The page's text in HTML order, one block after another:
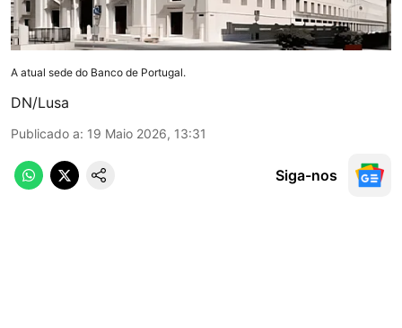
A atual sede do Banco de Portugal.
DN/Lusa
Publicado a: 19 Maio 2026, 13:31
Siga-nos